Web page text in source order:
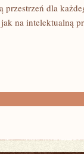
dla
na intelektualną